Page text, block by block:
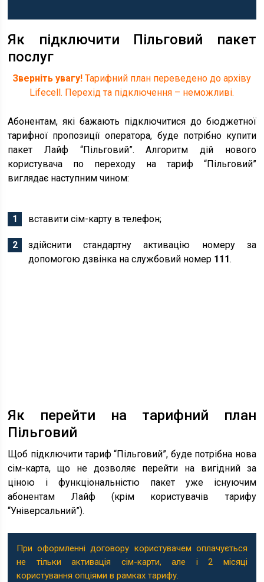
Як підключити Пільговий пакет
послуг
Зверніть увагу! Тарифний план переведено до архіву
Lifecell. Перехід та підключення – неможливі.
Абонентам, які бажають підключитися до бюджетної
тарифної пропозиції оператора, буде потрібно купити
пакет Лайф “Пільговий”. Алгоритм дій нового
користувача по переходу на тариф “Пільговий”
виглядає наступним чином:
вставити сім-карту в телефон;
здійснити стандартну активацію номеру за
допомогою дзвінка на службовий номер 111.
Як перейти на тарифний план
Пільговий
Щоб підключити тариф “Пільговий”, буде потрібна нова
сім-карта, що не дозволяє перейти на вигідний за
ціною і функціональністю пакет уже існуючим
абонентам Лайф (крім користувачів тарифу
“Універсальний”).
При оформленні договору користувачем оплачується
не тільки активація сім-карти, але і 2 місяці
користування опціями в рамках тарифу.